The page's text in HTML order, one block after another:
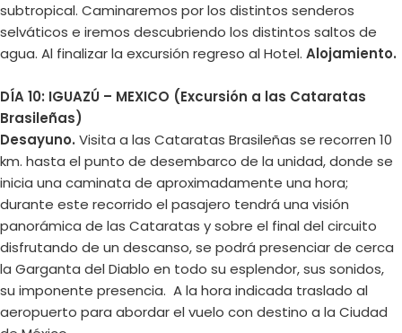
subtropical. Caminaremos por los distintos senderos
selváticos e iremos descubriendo los distintos saltos de
agua. Al finalizar la excursión regreso al Hotel. Alojamiento.
DÍA 10: IGUAZÚ – MEXICO (Excursión a las Cataratas
Brasileñas)
Desayuno. Visita a las Cataratas Brasileñas se recorren 10
km. hasta el punto de desembarco de la unidad, donde se
inicia una caminata de aproximadamente una hora;
durante este recorrido el pasajero tendrá una visión
panorámica de las Cataratas y sobre el final del circuito
disfrutando de un descanso, se podrá presenciar de cerca
la Garganta del Diablo en todo su esplendor, sus sonidos,
su imponente presencia. A la hora indicada traslado al
aeropuerto para abordar el vuelo con destino a la Ciudad